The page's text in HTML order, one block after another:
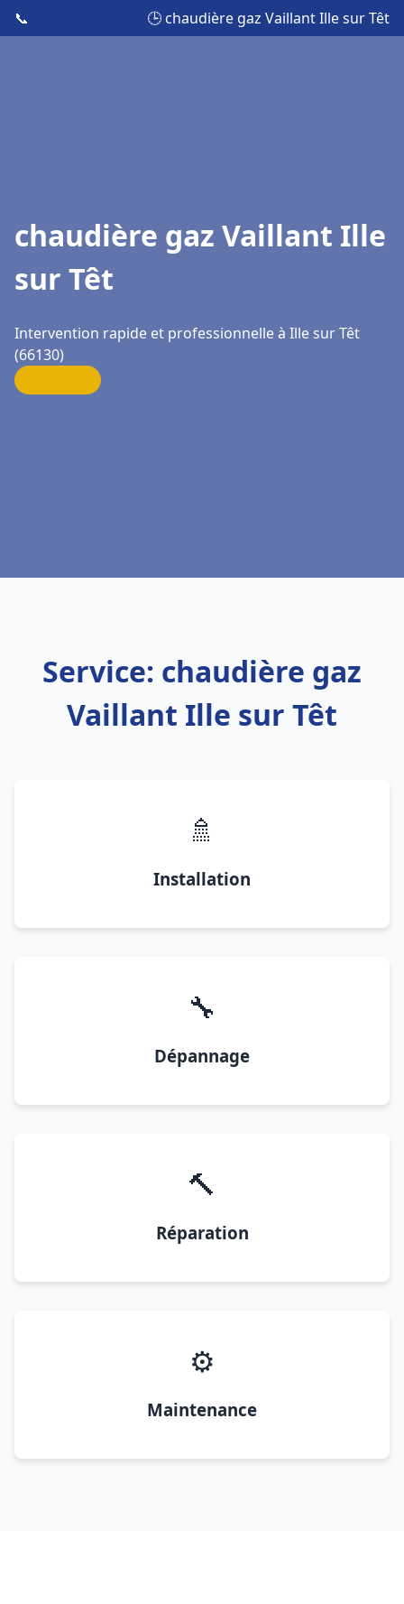
📞 🕒 chaudière gaz Vaillant Ille sur Têt
chaudière gaz Vaillant Ille
sur Têt
Intervention rapide et professionnelle à Ille sur Têt
(66130)
Service: chaudière gaz
Vaillant Ille sur Têt
🚿
Installation
🔧
Dépannage
🔨
Réparation
⚙️
Maintenance